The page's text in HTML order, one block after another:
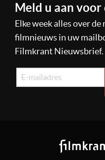
Meld u aan
Elke week alles over
filmnieuws in uw
Filmkrant Nieuwsbrief.